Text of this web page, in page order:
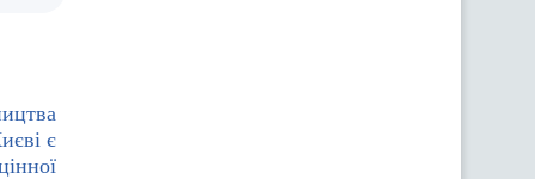
є